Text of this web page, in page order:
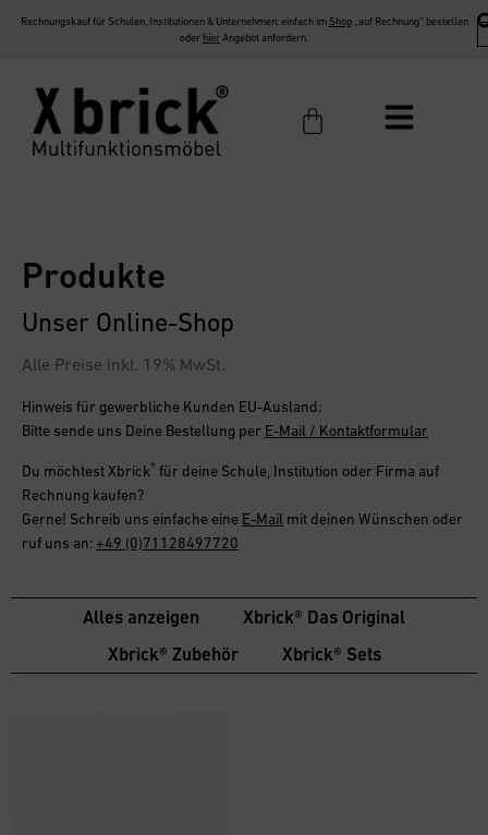
Rechnungskauf für Schulen, Institutionen & Unternehmen: einfach im Shop„auf Rechnung“ bestellen
oder hier Angebot anfordern.
Hinweis für gewerbliche Kunden EU-Ausland:
Bitte sende uns Deine Bestellung per E-Mail / Kontaktformular
Du möchtest Xbrick® für deine Schule, Institution oder Firma auf
Rechnung kaufen?
Gerne! Schreib uns einfache eine E-Mail mit deinen Wünschen oder
ruf uns an: +49 (0)71128497720
Produkte
Unser Online-Shop
Alle Preise inkl. 19% MwSt.
Alles anzeigen
Xbrick® Das Original
Xbrick® Zubehör
Xbrick® Sets